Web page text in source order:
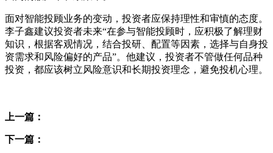
面对智能投顾业务的变动，投资者应保持理性和审慎的态度。
李子鑫建议投资者未来“在参与智能投顾时，应积极了解理财
知识，根据客观情况，结合投研、配置等因素，选择与自身投
资需求和风险偏好的产品”。他建议，投资者不管做任何品种
投资，都应该树立风险意识和长期投资理念，避免投机心理。
上一篇：
下一篇：